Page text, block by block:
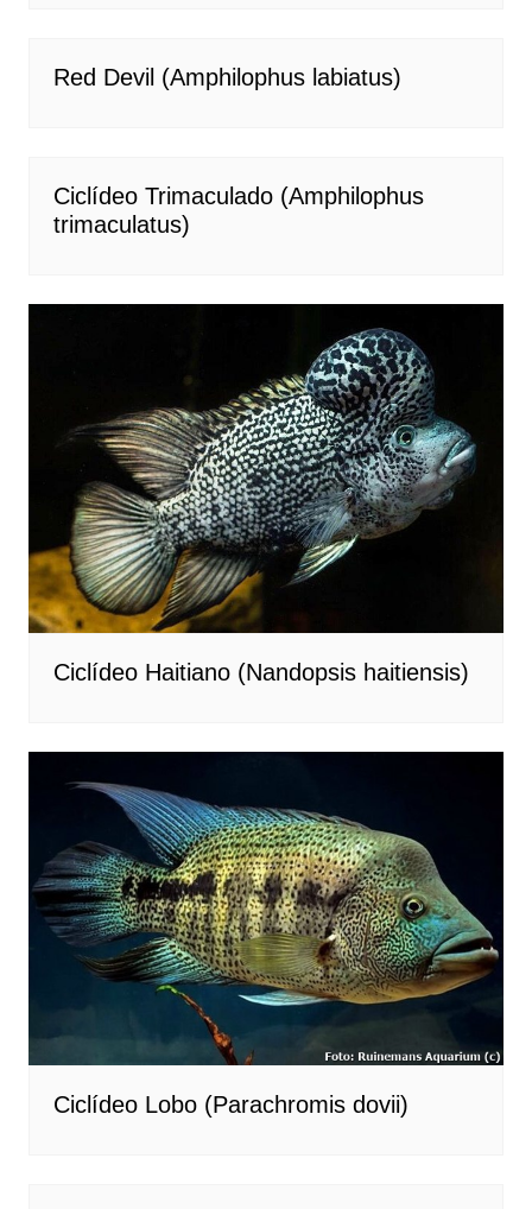
Red Devil (Amphilophus labiatus)
Ciclídeo Trimaculado (Amphilophus
trimaculatus)
Ciclídeo Haitiano (Nandopsis haitiensis)
Ciclídeo Lobo (Parachromis dovii)